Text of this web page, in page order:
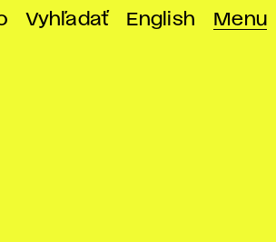
Vyhľadať English Menu